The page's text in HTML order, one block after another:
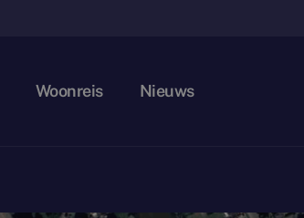
Woonreis Nieuws